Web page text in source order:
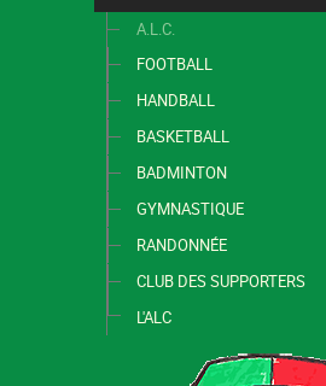
A.L.C.
FOOTBALL
HANDBALL
BASKETBALL
BADMINTON
GYMNASTIQUE
RANDONNÉE
CLUB DES SUPPORTERS
L'ALC